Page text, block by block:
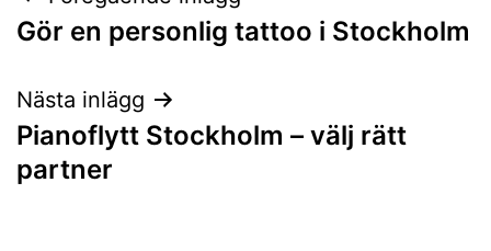
Gör en personlig tattoo i Stockholm
Nästa inlägg
Pianoflytt Stockholm – välj rätt
partner